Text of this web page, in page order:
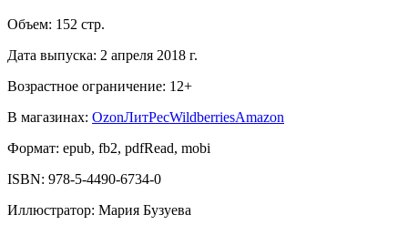
Объем: 152 стр.
Дата выпуска: 2 апреля 2018 г.
Возрастное ограничение: 12+
В магазинах: OzonЛитРесWildberriesAmazon
Формат: epub, fb2, pdfRead, mobi
ISBN: 978-5-4490-6734-0
Иллюстратор: Мария Бузуева